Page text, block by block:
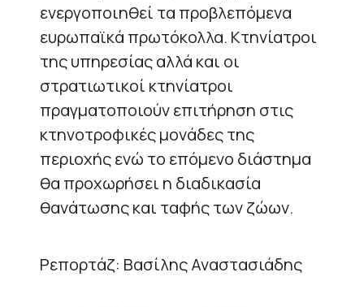
ενεργοποιηθεί τα προβλεπόμενα
ευρωπαϊκά πρωτόκολλα. Κτηνίατροι
της υπηρεσίας αλλά και οι
στρατιωτικοί κτηνίατροι
πραγματοποιούν επιτήρηση στις
κτηνοτροφικές μονάδες της
περιοχής ενώ το επόμενο διάστημα
θα προχωρήσει η διαδικασία
θανάτωσης και ταφής των ζώων.
Ρεπορτάζ: Βασίλης Αναστασιάδης